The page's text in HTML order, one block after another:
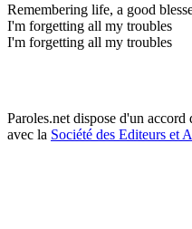
Remembering life, a good
I'm forgetting all my troubles
I'm forgetting all my troubles
Paroles.net dispose d'un accord
avec la Société des Editeurs et